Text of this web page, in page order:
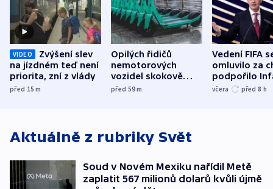
VIDEO
Zvýšení slev
na jízdném teď není
priorita, zní z vlády
před 15m
Opilých řidičů
nemotorových
vozidel skokově
přibylo, nejvíc ve
před 59m
Vedení FIFA
omluvilo za
podpořilo
UEFA trvá na
včera před 8 h
Aktuálně z rubriky Svět
Soud v Novém Mexiku nařídil Metě
zaplatit 567 milionů dolarů kvůli újmě